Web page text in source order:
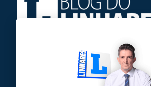
Jose Linhares Jr é maranhense.
Formado em Jornalismo,
e tem pós-graduações em